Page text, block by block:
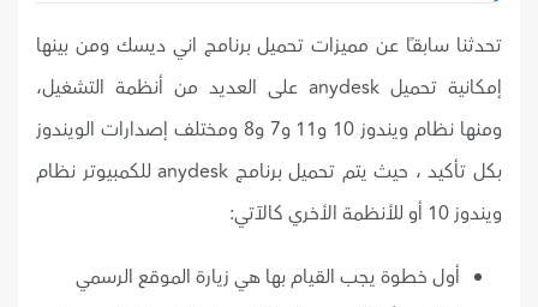
تحدثنا سابقًا عن مميزات تحميل برنامج اني ديسك ومن بينها
إمكانية تحميل anydesk على العديد من أنظمة التشغيل،
ومنها نظام ويندوز 10 و11 و7 و8 ومختلف إصدارات الويندوز
بكل تأكيد ، حيث يتم تحميل برنامج anydesk للكمبيوتر نظام
ويندوز 10 أو للأنظمة الأخري كالآتي:
أول خطوة يجب القيام بها هي زيارة الموقع الرسمي